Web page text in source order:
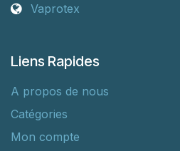
Vaprotex
Liens Rapides
A propos de nous
Catégories
Mon compte